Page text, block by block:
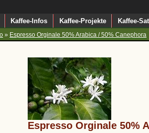
Kaffee-Infos Kaffee-Projekte Kaffee-
» Espresso Orginale 50% Arabica / 50% Canephora
Espresso Orginale 50%